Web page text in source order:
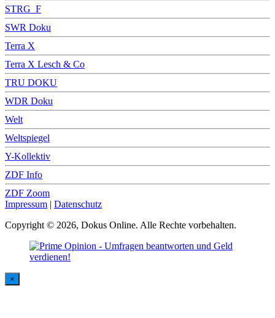
STRG_F
SWR Doku
Terra X
Terra X Lesch & Co
TRU DOKU
WDR Doku
Welt
Weltspiegel
Y-Kollektiv
ZDF Info
ZDF Zoom
Impressum | Datenschutz
Copyright © 2026, Dokus Online. Alle Rechte vorbehalten.
×